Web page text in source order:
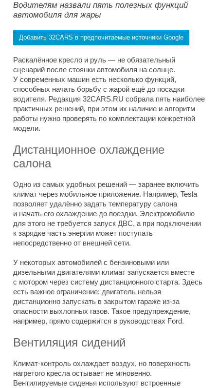
Водителям назвали пять полезных функций
автомобиля для жары
Добавить 32CARS в предпочитаемые источники Google
Раскалённое кресло и руль — не обязательный
сценарий после стоянки автомобиля на солнце.
У современных машин есть несколько функций,
способных начать борьбу с жарой ещё до посадки
водителя. Редакция 32CARS.RU собрала пять наиболее
практичных решений, при этом их наличие и алгоритм
работы нужно проверять по комплектации конкретной
модели.
Дистанционное охлаждение
салона
Одно из самых удобных решений — заранее включить
климат через мобильное приложение. Например, Tesla
позволяет удалённо задать температуру салона
и начать его охлаждение до поездки. Электромобилю
для этого не требуется запуск ДВС, а при подключении
к зарядке часть энергии может поступать
непосредственно от внешней сети.
У некоторых автомобилей с бензиновыми или
дизельными двигателями климат запускается вместе
с мотором через систему дистанционного старта. Здесь
есть важное ограничение: двигатель нельзя
дистанционно запускать в закрытом гараже из-за
опасности выхлопных газов. Такое предупреждение,
например, прямо содержится в руководствах Ford.
Вентиляция сидений
Климат-контроль охлаждает воздух, но поверхность
нагретого кресла остывает не мгновенно.
Вентилируемые сиденья используют встроенные